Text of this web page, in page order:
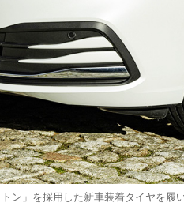
ン」を採用した新車装着タイヤを履